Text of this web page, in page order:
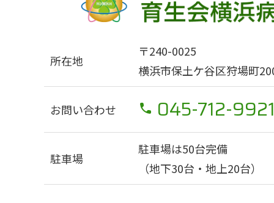
所在地
〒240-0025
横浜市保土ケ谷区狩場町
お問い合わせ 045-712-
駐車場
駐車場は50台完備
（地下30台・地上20台）